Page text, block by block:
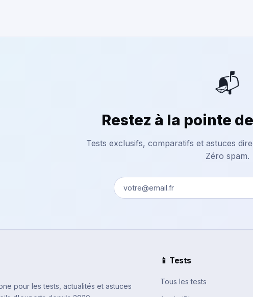
📬
Restez à la pointe
Tests exclusifs, comparatifs et astuces
Zéro spam.
pour les tests, actualités et astuces
📱 Tests
Tous les tests